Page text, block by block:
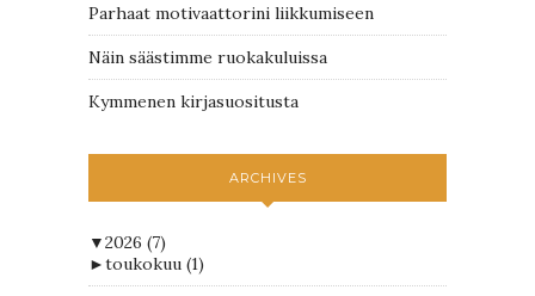
Parhaat motivaattorini liikkumiseen
Näin säästimme ruokakuluissa
Kymmenen kirjasuositusta
ARCHIVES
▼2026 (7)
►toukokuu (1)